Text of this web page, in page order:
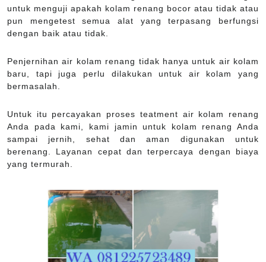
untuk menguji apakah kolam renang bocor atau tidak atau
pun mengetest semua alat yang terpasang berfungsi
dengan baik atau tidak.
Penjernihan air kolam renang tidak hanya untuk air kolam
baru, tapi juga perlu dilakukan untuk air kolam yang
bermasalah.
Untuk itu percayakan proses teatment air kolam renang
Anda pada kami, kami jamin untuk kolam renang Anda
sampai jernih, sehat dan aman digunakan untuk
berenang. Layanan cepat dan terpercaya dengan biaya
yang termurah.